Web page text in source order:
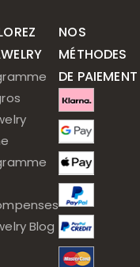
Blog
NOS
MÉTHODES
DE PAIEMENT